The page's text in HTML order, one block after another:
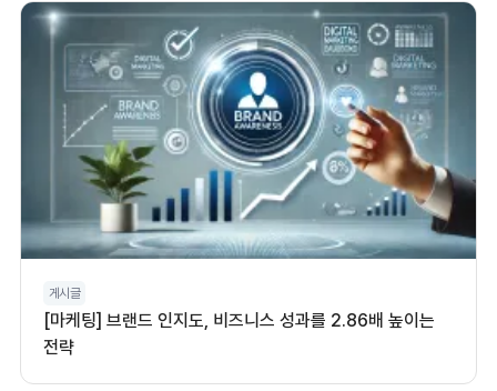
게시글
[마케팅] 브랜드 인지도, 비즈니스 성과를 2.86배 높이는
전략